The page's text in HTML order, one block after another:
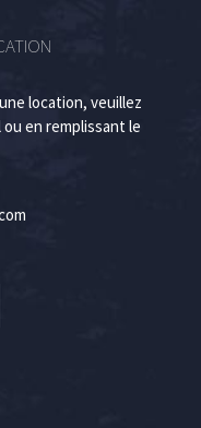
location, veuillez
en remplissant le